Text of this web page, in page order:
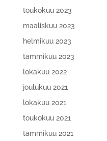
toukokuu 2023
maaliskuu 2023
helmikuu 2023
tammikuu 2023
lokakuu 2022
joulukuu 2021
lokakuu 2021
toukokuu 2021
tammikuu 2021